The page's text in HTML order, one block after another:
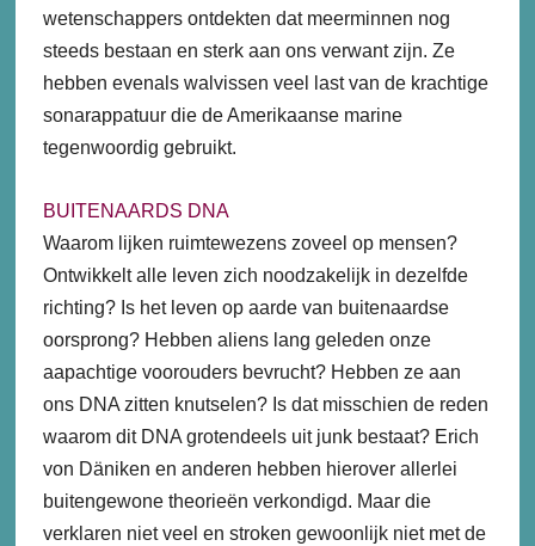
wetenschappers ontdekten dat meerminnen nog
steeds bestaan en sterk aan ons verwant zijn. Ze
hebben evenals walvissen veel last van de krachtige
sonarappatuur die de Amerikaanse marine
tegenwoordig gebruikt.
BUITENAARDS DNA
Waarom lijken ruimtewezens zoveel op mensen?
Ontwikkelt alle leven zich noodzakelijk in dezelfde
richting? Is het leven op aarde van buitenaardse
oorsprong? Hebben aliens lang geleden onze
aapachtige voorouders bevrucht? Hebben ze aan
ons DNA zitten knutselen? Is dat misschien de reden
waarom dit DNA grotendeels uit junk bestaat? Erich
von Däniken en anderen hebben hierover allerlei
buitengewone theorieën verkondigd. Maar die
verklaren niet veel en stroken gewoonlijk niet met de